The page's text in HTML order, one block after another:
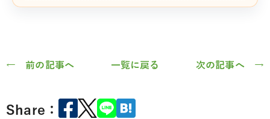
← 前の記事へ 一覧に戻る 次の記事へ →
Share：